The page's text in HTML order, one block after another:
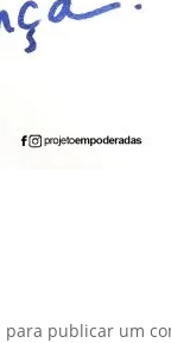
para publicar um